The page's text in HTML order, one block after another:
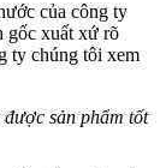
của công ty
gốc xuất xứ rõ
ty chúng tôi xem
sản phẩm tốt